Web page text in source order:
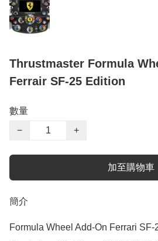
Thrustmaster Formula
Ferrair SF-25 Edition
數量
−
+
加至購物車
簡介
Formula Wheel Add-On Ferrari